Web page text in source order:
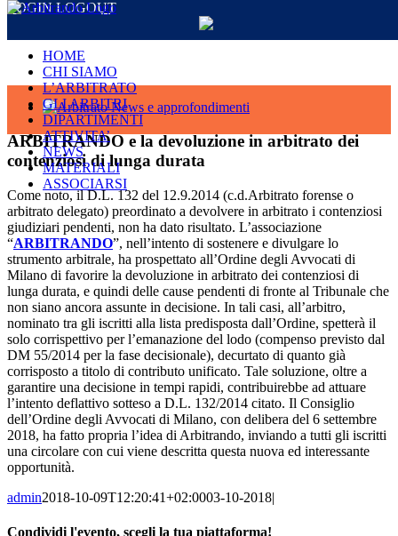
Salta
LOGINLOGOUT
HOME
CHI SIAMO
L’ARBITRATO
GLI ARBITRI
DIPARTIMENTI
ATTIVITA’
NEWS
MATERIALI
ASSOCIARSI
Ingrandisci
immagine
ARBITRANDO e la devoluzione in arbitrato dei
contenziosi di lunga durata
Come noto, il D.L. 132 del 12.9.2014 (c.d.Arbitrato forense o
arbitrato delegato) preordinato a devolvere in arbitrato i contenziosi
giudiziari pendenti, non ha dato risultato. L’associazione
“ARBITRANDO”, nell’intento di sostenere e divulgare lo
strumento arbitrale, ha prospettato all’Ordine degli Avvocati di
Milano di favorire la devoluzione in arbitrato dei contenziosi di
lunga durata, e quindi delle cause pendenti di fronte al Tribunale che
non siano ancora assunte in decisione. In tali casi, all’arbitro,
nominato tra gli iscritti alla lista predisposta dall’Ordine, spetterà il
solo corrispettivo per l’emanazione del lodo (compenso previsto dal
DM 55/2014 per la fase decisionale), decurtato di quanto già
corrisposto a titolo di contributo unificato. Tale soluzione, oltre a
garantire una decisione in tempi rapidi, contribuirebbe ad attuare
l’intento deflattivo sotteso a D.L. 132/2014 citato. Il Consiglio
dell’Ordine degli Avvocati di Milano, con delibera del 6 settembre
2018, ha fatto propria l’idea di Arbitrando, inviando a tutti gli iscritti
una circolare con cui viene descritta questa nuova ed interessante
opportunità.
admin2018-10-09T12:20:41+02:0003-10-2018|
Condividi l'evento, scegli la tua piattaforma!